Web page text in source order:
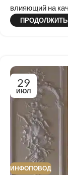
влияющий на
ПРОДОЛЖИТЬ
29
ИЮЛ
ИНФОПОВОД